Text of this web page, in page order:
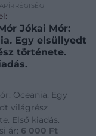
Jókai Mór:
Egy elsüllyedt
története.
Oceania. Egy
világrész
Első kiadás.
ár: 6 000 Ft